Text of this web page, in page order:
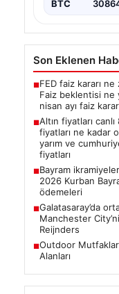
BTC
Son Eklenen
■FED faiz kararı
Faiz beklentisi ne
nisan ayı faiz
■Altın fiyatları
fiyatları ne kadar
yarım ve
fiyatları
■Bayram
2026 Kurban
ödemeleri
■Galatasaray’da
Manchester
Reijnders
■Outdoor
Alanları